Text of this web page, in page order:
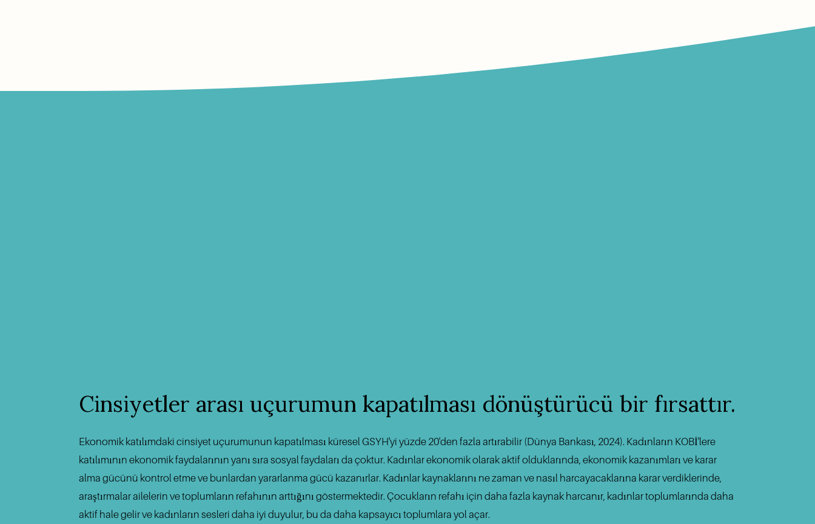
Cinsiyetler arası uçurumun kapatılması dönüştürücü bir fırsattır.
Ekonomik katılımdaki cinsiyet uçurumunun kapatılması küresel GSYH'yi yüzde 20'den fazla artırabilir (Dünya Bankası, 2024). Kadınların KOBİ'lere
katılımının ekonomik faydalarının yanı sıra sosyal faydaları da çoktur. Kadınlar ekonomik olarak aktif olduklarında, ekonomik kazanımları ve karar
alma gücünü kontrol etme ve bunlardan yararlanma gücü kazanırlar. Kadınlar kaynaklarını ne zaman ve nasıl harcayacaklarına karar verdiklerinde,
araştırmalar ailelerin ve toplumların refahının arttığını göstermektedir. Çocukların refahı için daha fazla kaynak harcanır, kadınlar toplumlarında daha
aktif hale gelir ve kadınların sesleri daha iyi duyulur, bu da daha kapsayıcı toplumlara yol açar.